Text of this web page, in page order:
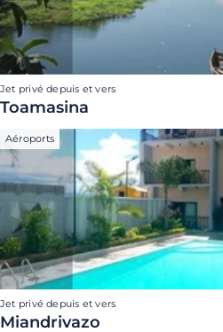
Jet privé depuis et vers
Toamasina
Aéroports
Jet privé depuis et vers
Miandrivazo